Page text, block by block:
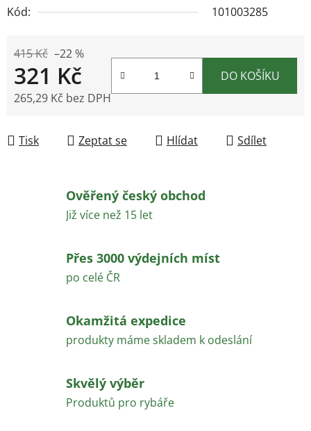
Kód:
101003285
415 Kč –22 %
321 Kč
265,29 Kč bez DPH
DO KOŠÍKU
Tisk Zeptat se Hlídat Sdílet
Ověřený český obchod
Již více než 15 let
Přes 3000 výdejních míst
po celé ČR
Okamžitá expedice
produkty máme skladem k odeslání
Skvělý výběr
Produktů pro rybáře